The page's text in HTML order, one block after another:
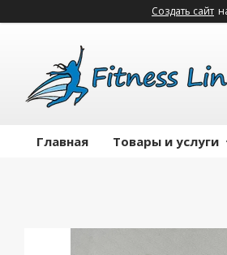
Создать сайт
Главная Товары и услуги